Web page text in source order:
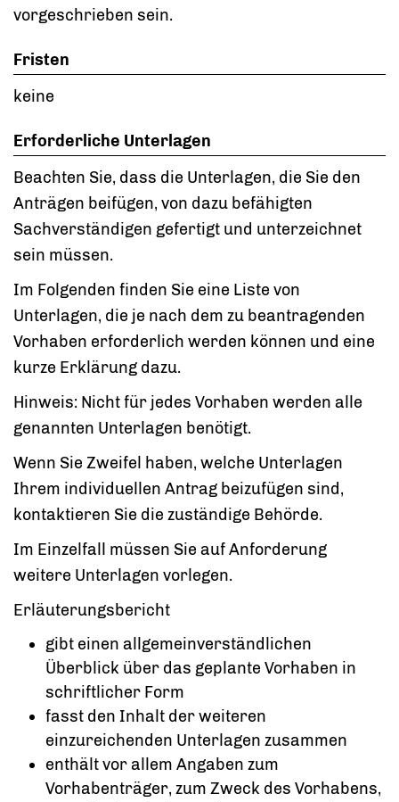
vorgeschrieben sein.
Fristen
keine
Erforderliche Unterlagen
Beachten Sie, dass die Unterlagen, die Sie den
Anträgen beifügen, von dazu befähigten
Sachverständigen gefertigt und unterzeichnet
sein müssen.
Im Folgenden finden Sie eine Liste von
Unterlagen, die je nach dem zu beantragenden
Vorhaben erforderlich werden können und eine
kurze Erklärung dazu.
Hinweis: Nicht für jedes Vorhaben werden alle
genannten Unterlagen benötigt.
Wenn Sie Zweifel haben, welche Unterlagen
Ihrem individuellen Antrag beizufügen sind,
kontaktieren Sie die zuständige Behörde.
Im Einzelfall müssen Sie auf Anforderung
weitere Unterlagen vorlegen.
Erläuterungsbericht
gibt einen allgemeinverständlichen
Überblick über das geplante Vorhaben in
schriftlicher Form
fasst den Inhalt der weiteren
einzureichenden Unterlagen zusammen
enthält vor allem Angaben zum
Vorhabenträger, zum Zweck des Vorhabens,